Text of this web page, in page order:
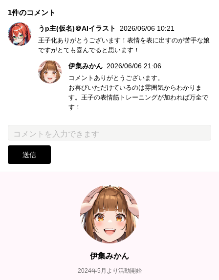
1件のコメント
うp主(仮名)＠AIイラスト 2026/06/06 10:21
王子化ありがとうございます！表情を表に出すのが苦手な娘
ですがとても喜んでると思います！
伊集みかん 2026/06/06 21:06
コメントありがとうございます。
お喜びいただけているのは雰囲気からわかりま
す。王子の表情筋トレーニングが加われば万全で
す！
送信
伊集みかん
2024年5月より活動開始